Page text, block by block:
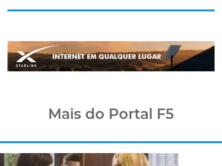
Mais do Portal F5